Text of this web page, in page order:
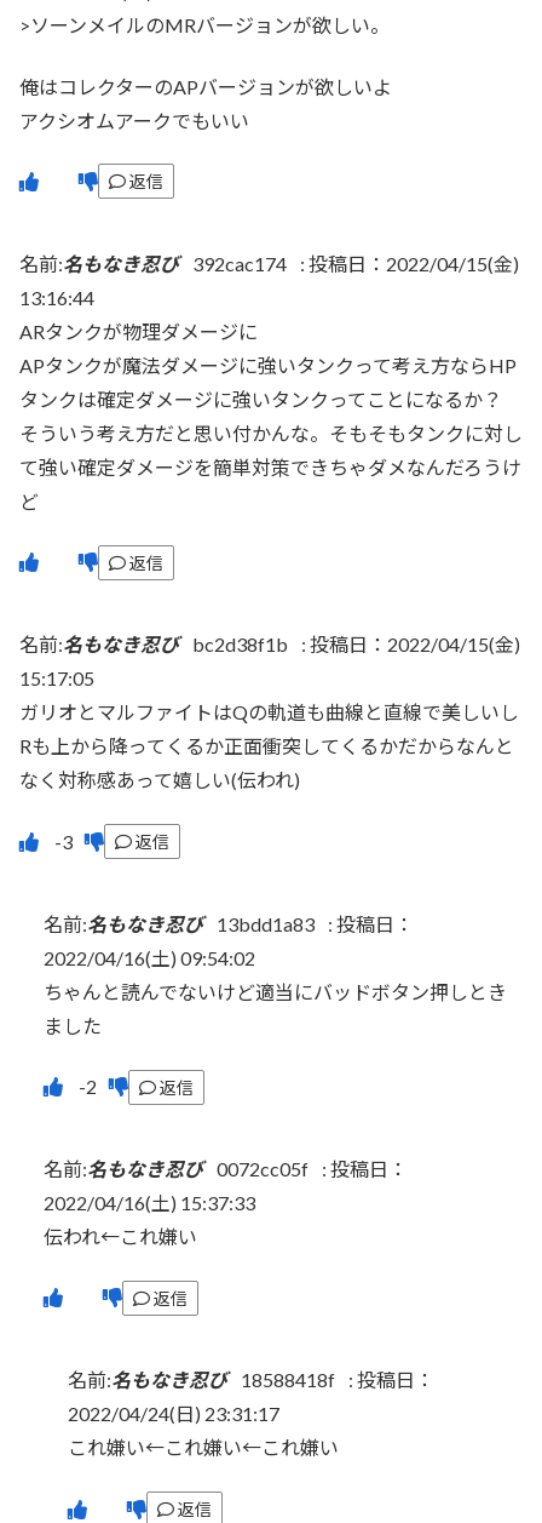
>ソーンメイルのMRバージョンが欲しい。
俺はコレクターのAPバージョンが欲しいよ
アクシオムアークでもいい
返信
名前:名もなき忍び 392cac174 : 投稿日：2022/04/15(金)
13:16:44
ARタンクが物理ダメージに
APタンクが魔法ダメージに強いタンクって考え方ならHP
タンクは確定ダメージに強いタンクってことになるか？
そういう考え方だと思い付かんな。そもそもタンクに対し
て強い確定ダメージを簡単対策できちゃダメなんだろうけ
ど
返信
名前:名もなき忍び bc2d38f1b : 投稿日：2022/04/15(金)
15:17:05
ガリオとマルファイトはQの軌道も曲線と直線で美しいし
Rも上から降ってくるか正面衝突してくるかだからなんと
なく対称感あって嬉しい(伝われ)
返信
名前:名もなき忍び 13bdd1a83 : 投稿日：
2022/04/16(土) 09:54:02
ちゃんと読んでないけど適当にバッドボタン押しとき
ました
返信
名前:名もなき忍び 0072cc05f : 投稿日：
2022/04/16(土) 15:37:33
伝われ←これ嫌い
返信
名前:名もなき忍び 18588418f : 投稿日：
2022/04/24(日) 23:31:17
これ嫌い←これ嫌い←これ嫌い
返信